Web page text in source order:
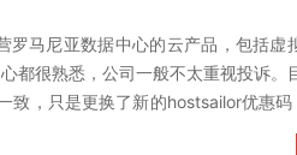
马尼亚数据中心的云产品，包括虚
都很熟悉，公司一般不太重视投诉。
，只是更换了新的hostsailor优惠码